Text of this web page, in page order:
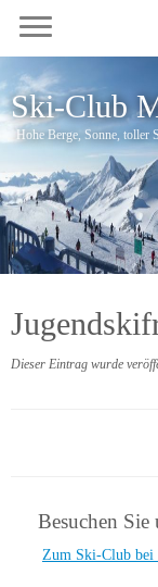
Inhalt
springen
Ski-Club
Hohe Berge, Sonne, toller
Dieser Eintrag wurde
Besuchen Sie
Zum Ski-Club bei